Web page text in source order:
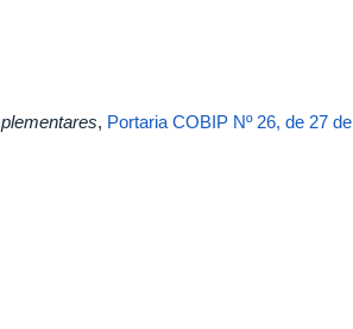
, Portaria COBIP Nº 26, de 27 de